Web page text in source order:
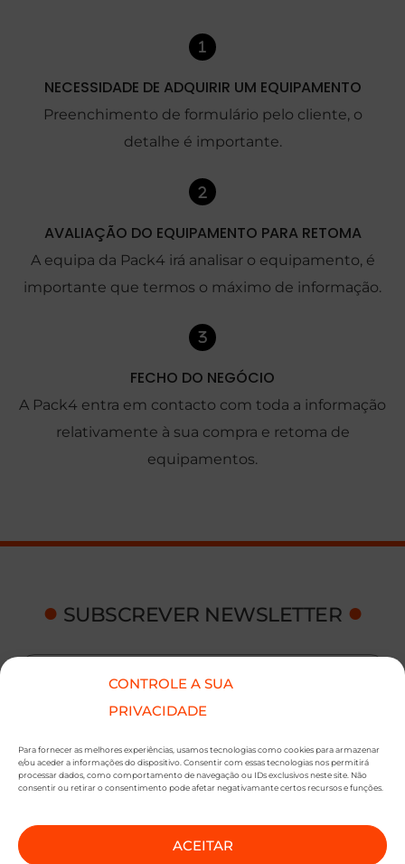
CONTROLE A SUA
PRIVACIDADE
Para fornecer as melhores experiências, usamos tecnologias como cookies para armazenar
e/ou aceder a informações do dispositivo. Consentir com essas tecnologias nos permitirá
processar dados, como comportamento de navegação ou IDs exclusivos neste site. Não
consentir ou retirar o consentimento pode afetar negativamante certos recursos e funções.
ACEITAR
NECESSIDADE DE ADQUIRIR UM EQUIPAMENTO
Preenchimento de formulário pelo cliente, o
detalhe é importante.
AVALIAÇÃO DO EQUIPAMENTO PARA RETOMA
A equipa da Pack4 irá analisar o equipamento, é
importante que termos o máximo de informação.
FECHO DO NEGÓCIO
A Pack4 entra em contacto com toda a informação
relativamente à sua compra e retoma de
equipamentos.
● SUBSCREVER NEWSLETTER ●
SUBMETER SUBSCRIÇÃO